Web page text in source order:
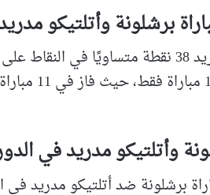
برشلونة وأتلتيكو
كما يمتلك أتلتيكو مدريد 38 نقطة
وأتلتيكو مدريد في
برشلونة ضد أتلتيكو مدريد في